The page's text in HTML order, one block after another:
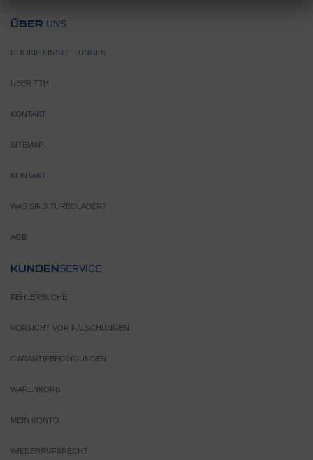
ÜBER UNS
COOKIE EINSTELLUNGEN
ÜBER TTH
KONTAKT
SITEMAP
KONTAKT
WAS SIND TURBOLADER?
AGB
KUNDENSERVICE
FEHLERSUCHE
VORSICHT VOR FÄLSCHUNGEN
GARANTIEBEDINGUNGEN
WARENKORB
MEIN KONTO
WIEDERRUFSRECHT